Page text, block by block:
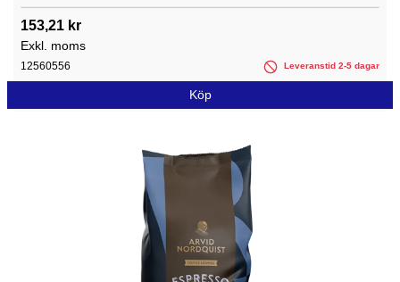
153,21 kr
Exkl. moms
12560556 Leveranstid 2-5 dagar
Köp